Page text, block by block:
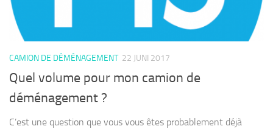
CAMION DE DÉMÉNAGEMENT 22 JUNI 2017
Quel volume pour mon camion de
déménagement ?
C’est une question que vous vous êtes probablement déjà